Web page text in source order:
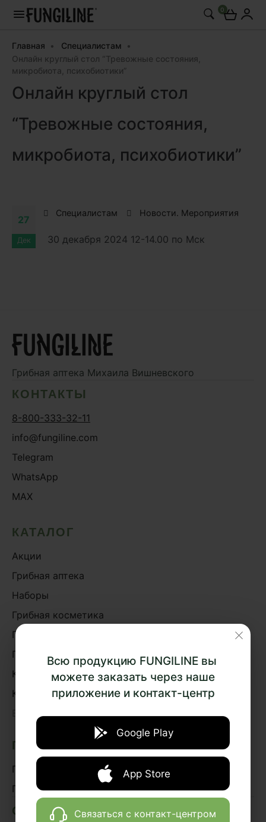
Всю продукцию FUNGILINE вы
можете заказать через наше
приложение и контакт-центр
Google Play
App Store
Связаться с контакт-центром
0
Главная
Специалистам
Онлайн круглый стол “Тревожные состояния,
микробиота, психобиотики”
Онлайн круглый стол
“Тревожные состояния,
микробиота, психобиотики”
27
Дек
Специалистам Новости. Мероприятия
30 декабря 2024 12-14.00 по Мск
Грибная аптека Михаила Вишневского
КОНТАКТЫ
8-800-333-32-11
info@fungiline.com
Telegram
WhatsApp
MAX
КАТАЛОГ
Акции
Грибная аптека
Наборы
Грибная косметика
Грибное питание
Подарки и сувениры
Книги
Курсы
›
ПОДБОР ПРЕПАРАТОВ
По эффектам
По системам организма
О НАС